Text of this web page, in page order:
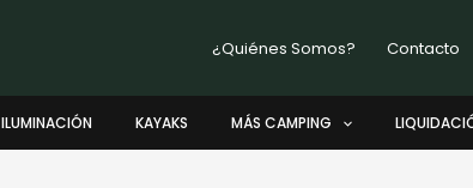
¿Quiénes Somos? Contacto
ILUMINACIÓN KAYAKS MÁS CAMPING